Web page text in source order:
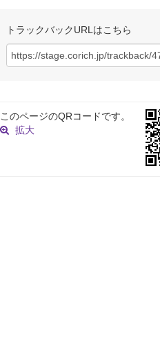
トラックバックURLはこちら
このページのQRコードです。
拡大